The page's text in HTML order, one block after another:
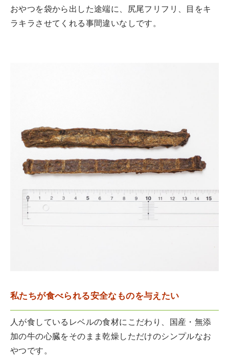
おやつを袋から出した途端に、尻尾フリフリ、目をキ
ラキラさせてくれる事間違いなしです。
私たちが食べられる安全なものを与えたい
人が食しているレベルの食材にこだわり、国産・無添
加の牛の心臓をそのまま乾燥しただけのシンプルなお
やつです。